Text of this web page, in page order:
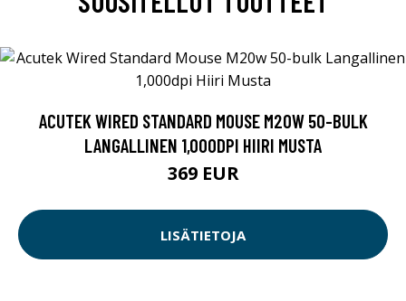
ACUTEK WIRED STANDARD MOUSE M20W 50-BULK
LANGALLINEN 1,000DPI HIIRI MUSTA
369 EUR
LISÄTIETOJA